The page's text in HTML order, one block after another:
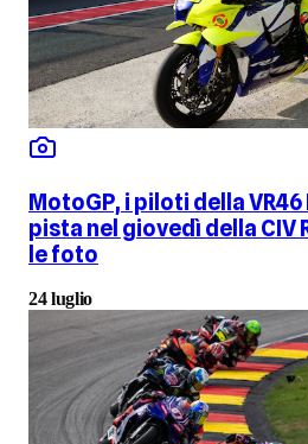
MotoGP, i piloti della
pista nel giovedì della CIV
le foto
24 luglio